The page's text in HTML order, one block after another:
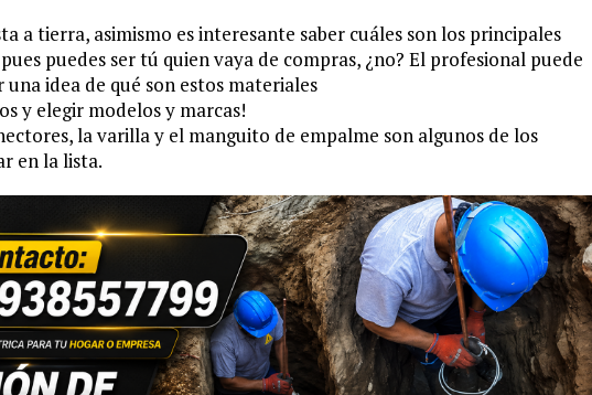
a tierra, asimismo es interesante saber cuáles son los principales
puedes ser tú quien vaya de compras, ¿no? El profesional puede
idea de qué son estos materiales
y elegir modelos y marcas!
la varilla y el manguito de empalme son algunos de los
en la lista.